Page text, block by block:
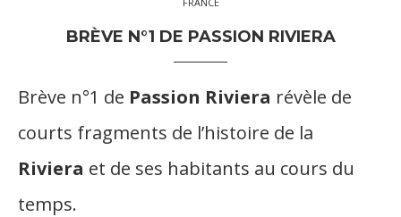
BRÈVE N°1 DE PASSION RIVIERA
Brève n°1 de Passion Riviera révèle de
courts fragments de l’histoire de la
Riviera et de ses habitants au cours du
temps.